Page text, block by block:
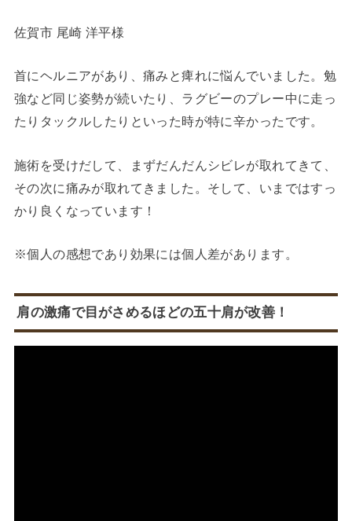
佐賀市 尾崎 洋平様
首にヘルニアがあり、痛みと痺れに悩んでいました。勉
強など同じ姿勢が続いたり、ラグビーのプレー中に走っ
たりタックルしたりといった時が特に辛かったです。
施術を受けだして、まずだんだんシビレが取れてきて、
その次に痛みが取れてきました。そして、いまではすっ
かり良くなっています！
※個人の感想であり効果には個人差があります。
肩の激痛で目がさめるほどの五十肩が改善！